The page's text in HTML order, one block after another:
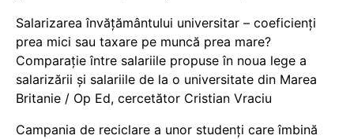
Salarizarea învățământului universitar – coeficienți
prea mici sau taxare pe muncă prea mare?
Comparație între salariile propuse în noua lege a
salarizării și salariile de la o universitate din Marea
Britanie / Op Ed, cercetător Cristian Vraciu
Campania de reciclare a unor studenți care îmbină